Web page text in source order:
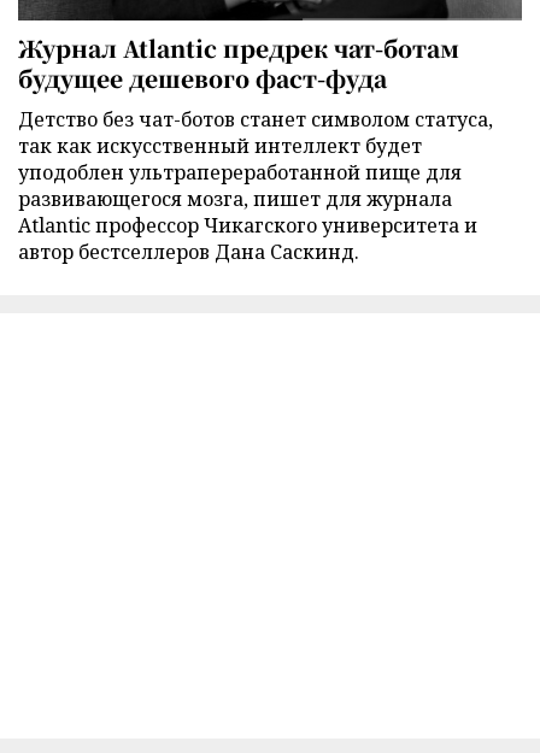
Журнал Atlantic предрек чат-ботам
будущее дешевого фаст-фуда
Детство без чат-ботов станет символом статуса,
так как искусственный интеллект будет
уподоблен ультрапереработанной пище для
развивающегося мозга, пишет для журнала
Atlantic профессор Чикагского университета и
автор бестселлеров Дана Саскинд.